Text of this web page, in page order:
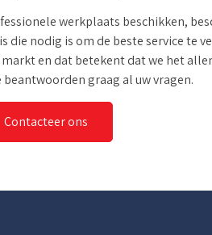
werkplaats beschikken,
die nodig is om de beste service te
markt en dat betekent dat we het
beantwoorden graag al uw vragen.
Contacteer ons